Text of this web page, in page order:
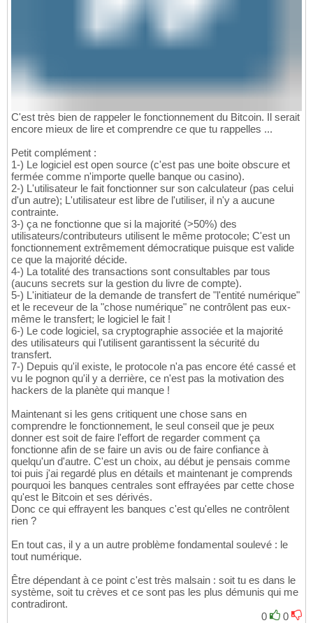
C'est très bien de rappeler le fonctionnement du Bitcoin. Il serait
encore mieux de lire et comprendre ce que tu rappelles ...
Petit complément :
1-) Le logiciel est open source (c'est pas une boite obscure et
fermée comme n'importe quelle banque ou casino).
2-) L'utilisateur le fait fonctionner sur son calculateur (pas celui
d'un autre); L'utilisateur est libre de l'utiliser, il n'y a aucune
contrainte.
3-) ça ne fonctionne que si la majorité (>50%) des
utilisateurs/contributeurs utilisent le même protocole; C'est un
fonctionnement extrêmement démocratique puisque est valide
ce que la majorité décide.
4-) La totalité des transactions sont consultables par tous
(aucuns secrets sur la gestion du livre de compte).
5-) L'initiateur de la demande de transfert de "l'entité numérique"
et le receveur de la "chose numérique" ne contrôlent pas eux-
même le transfert; le logiciel le fait !
6-) Le code logiciel, sa cryptographie associée et la majorité
des utilisateurs qui l'utilisent garantissent la sécurité du
transfert.
7-) Depuis qu'il existe, le protocole n'a pas encore été cassé et
vu le pognon qu'il y a derrière, ce n'est pas la motivation des
hackers de la planète qui manque !
Maintenant si les gens critiquent une chose sans en
comprendre le fonctionnement, le seul conseil que je peux
donner est soit de faire l'effort de regarder comment ça
fonctionne afin de se faire un avis ou de faire confiance à
quelqu'un d'autre. C'est un choix, au début je pensais comme
toi puis j'ai regardé plus en détails et maintenant je comprends
pourquoi les banques centrales sont effrayées par cette chose
qu'est le Bitcoin et ses dérivés.
Donc ce qui effrayent les banques c'est qu'elles ne contrôlent
rien ?
En tout cas, il y a un autre problème fondamental soulevé : le
tout numérique.
Être dépendant à ce point c'est très malsain : soit tu es dans le
système, soit tu crèves et ce sont pas les plus démunis qui me
contradiront.
0
0